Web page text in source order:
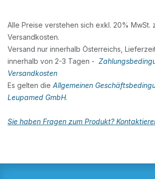
Alle Preise verstehen sich exkl. 20% MwSt.
Versandkosten.
Versand nur innerhalb Österreichs,
innerhalb von 2-3 Tagen -
Versandkosten
Es gelten die Allgemeinen
Leupamed GmbH.
Sie haben Fragen zum Produkt?